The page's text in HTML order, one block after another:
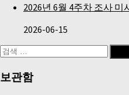
2026년 6월 4주차 조사 미
2026-06-15
검
보관함